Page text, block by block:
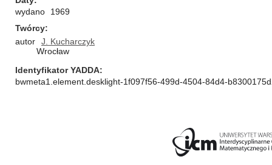
wydano
1969
Twórcy
autor
J. Kucharczyk
Wrocław
Identyfikator YADDA
bwmeta1.element.desklight-1f097f56-499d-4504-84d4-